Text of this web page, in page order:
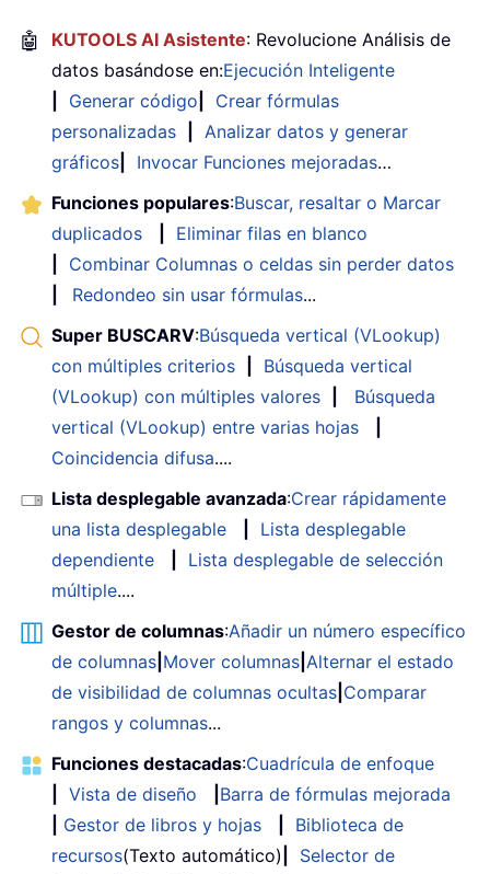
🤖 KUTOOLS AI Asistente: Revolucione Análisis de
datos basándose en:Ejecución Inteligente
Generar código
Crear fórmulas
personalizadas
Analizar datos y generar
gráficos
Invocar Funciones mejoradas…
Funciones populares:Buscar, resaltar o Marcar
duplicados
Eliminar filas en blanco
Combinar Columnas o celdas sin perder datos
Redondeo sin usar fórmulas...
Super BUSCARV:Búsqueda vertical (VLookup)
con múltiples criterios
Búsqueda vertical
(VLookup) con múltiples valores
Búsqueda
vertical (VLookup) entre varias hojas
Coincidencia difusa....
Lista desplegable avanzada:Crear rápidamente
una lista desplegable
Lista desplegable
dependiente
Lista desplegable de selección
múltiple....
Gestor de columnas:Añadir un número específico
de columnas Mover columnas Alternar el estado
de visibilidad de columnas ocultas Comparar
rangos y columnas...
Funciones destacadas:Cuadrícula de enfoque
Vista de diseño
Barra de fórmulas mejorada
Gestor de libros y hojas
Biblioteca de
recursos(Texto automático)
Selector de